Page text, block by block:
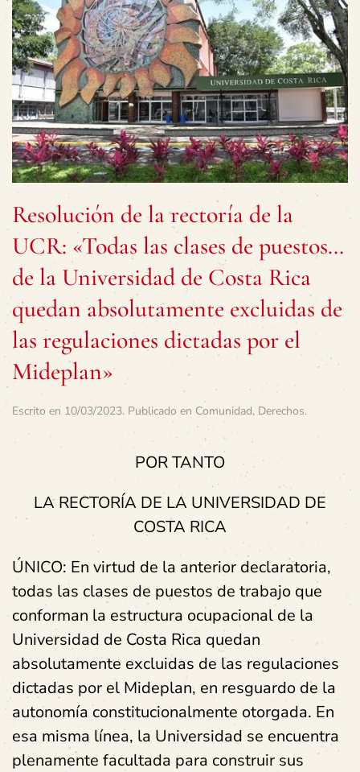
Resolución de la rectoría de la
UCR: «Todas las clases de puestos…
de la Universidad de Costa Rica
quedan absolutamente excluidas de
las regulaciones dictadas por el
Mideplan»
Escrito en 10/03/2023. Publicado en Comunidad, Derechos.
POR TANTO
LA RECTORÍA DE LA UNIVERSIDAD DE
COSTA RICA
ÚNICO: En virtud de la anterior declaratoria,
todas las clases de puestos de trabajo que
conforman la estructura ocupacional de la
Universidad de Costa Rica quedan
absolutamente excluidas de las regulaciones
dictadas por el Mideplan, en resguardo de la
autonomía constitucionalmente otorgada. En
esa misma línea, la Universidad se encuentra
plenamente facultada para construir sus